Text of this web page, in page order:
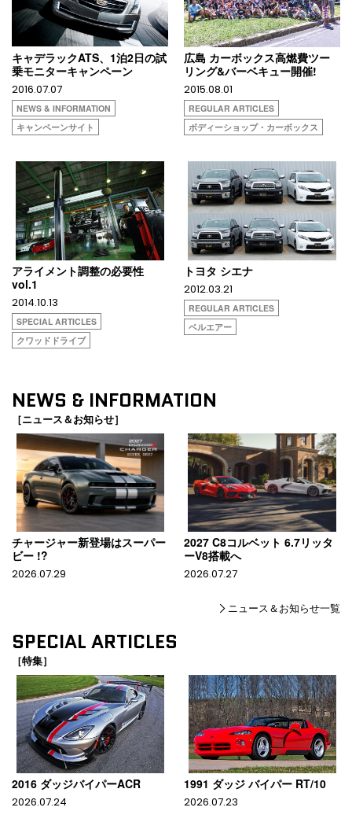
キャデラックATS、1泊2日の試
乗モニターキャンペーン
2016.07.07
NEWS & INFORMATION
キャンペーンサイト
広島 カーボックス高燃費ツー
リング&バーベキュー開催!
2015.08.01
REGULAR ARTICLES
ボディーショップ・カーボックス
アライメント調整の必要性
vol.1
2014.10.13
SPECIAL ARTICLES
クワッドドライブ
トヨタ シエナ
2012.03.21
REGULAR ARTICLES
ベルエアー
NEWS & INFORMATION
［ニュース＆お知らせ］
チャージャー新登場はスーパー
ビー !?
2026.07.29
2027 C8コルベット 6.7リッタ
ーV8搭載へ
2026.07.27
ニュース＆お知らせ一覧
SPECIAL ARTICLES
［特集］
2016 ダッジバイパーACR
2026.07.24
1991 ダッジ バイパー RT/10
2026.07.23